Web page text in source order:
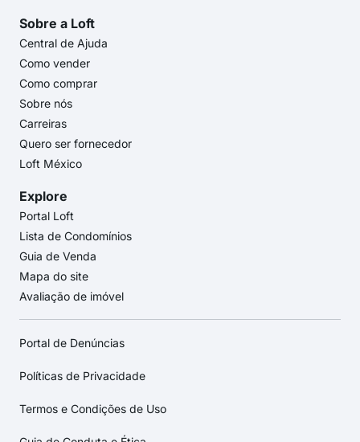
Sobre a Loft
Central de Ajuda
Como vender
Como comprar
Sobre nós
Carreiras
Quero ser fornecedor
Loft México
Explore
Portal Loft
Lista de Condomínios
Guia de Venda
Mapa do site
Avaliação de imóvel
Portal de Denúncias
Políticas de Privacidade
Termos e Condições de Uso